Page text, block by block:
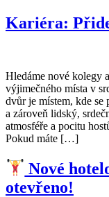
Kariéra:
Hledáme nové kolegy
výjimečného místa v
dvůr je místem, kde se
a zároveň lidský,
atmosféře a pocitu
Pokud máte […]
Nové
otevřeno!